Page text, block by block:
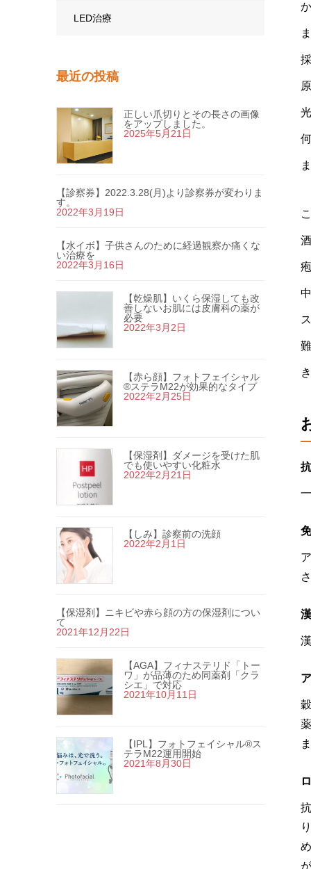
LED治療
最近の投稿
正しい爪切りとその長さの画像
をアップしました。
2025年5月21日
【診察券】2022.3.28(月)より診察券が変わりま
す。
2022年3月19日
【水イボ】子供さんのために経過観察か痛くな
い治療を
2022年3月16日
【乾燥肌】いくら保湿しても改
善しないお肌には皮膚科の薬が
必要
2022年3月2日
【赤ら顔】フォトフェイシャル
®ステラM22が効果的なタイプ
2022年2月25日
【保湿剤】ダメージを受けた肌
でも使いやすい化粧水
2022年2月21日
【しみ】診察前の洗顔
2022年2月1日
【保湿剤】ニキビや赤ら顔の方の保湿剤につい
て
2021年12月22日
【AGA】フィナステリド「トー
ワ」が品薄のため同薬剤「クラ
シエ」で対応
2021年10月11日
【IPL】フォトフェイシャル®ス
テラM22運用開始
2021年8月30日